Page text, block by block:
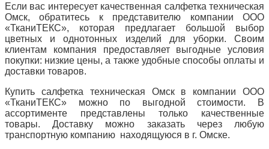
Если вас интересует качественная салфетка техническая
Омск, обратитесь к представителю компании ООО
«ТканиТЕКС», которая предлагает большой выбор
цветных и однотонных изделий для уборки. Своим
клиентам компания предоставляет выгодные условия
покупки: низкие цены, а также удобные способы оплаты и
доставки товаров.
Купить салфетка техническая Омск в компании ООО
«ТканиТЕКС» можно по выгодной стоимости. В
ассортименте представлены только качественные
товары. Доставку можно заказать через любую
транспортную компанию находящуюся в г. Омске.